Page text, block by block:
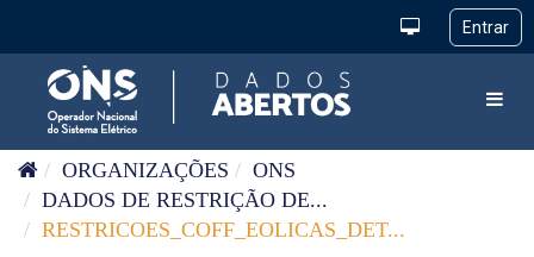
ORGANIZAÇÕES
ONS
DADOS DE RESTRIÇÃO DE...
RESTRICOES_COFF_EOLICAS_DET...